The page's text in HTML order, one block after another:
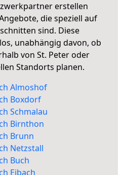
erstellen
die speziell auf
sind. Diese
unabhängig davon, ob
von St. Peter oder
Standorts planen.
Almoshof
Boxdorf
Schmalau
Birnthon
Brunn
Netzstall
Buch
Eibach